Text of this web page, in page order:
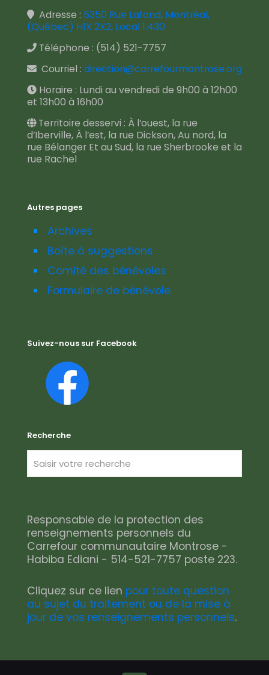
Adresse : 5350 Rue Lafond, Montréal,
(Québec) H1X 2X2, Local 1.430
Téléphone : (514) 521-7757
Courriel : direction@carrefourmontrose.org
Horaire : Lundi au vendredi de 9h00 à 12h00
et 13h00 à 16h00
Territoire desservi : À l’ouest, la rue
d’Iberville, À l’est, la rue Dickson, Au nord, la
rue Bélanger Et au Sud, la rue Sherbrooke et la
rue Rachel
Autres pages
Archives
Boîte à suggestions
Comité des bénévoles
Formulaire de bénévole
Suivez-nous sur Facebook
Recherche
Responsable de la protection des
renseignements personnels du
Carrefour communautaire Montrose -
Habiba Ediani - 514-521-7757 poste 223.
Cliquez sur ce lien pour toute question
au sujet du traitement ou de la mise à
jour de vos renseignements personnels.